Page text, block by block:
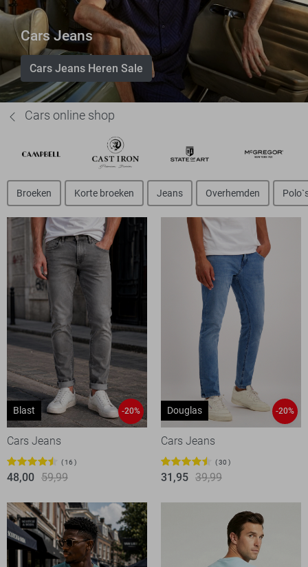
Cars Jeans
Cars Jeans Heren Sale
Cars online shop
Broeken Korte broeken Jeans Overhemden
Blast -20%
Cars Jeans
16
48,00 59,99
Douglas -20%
Cars Jeans
30
31,95 39,99